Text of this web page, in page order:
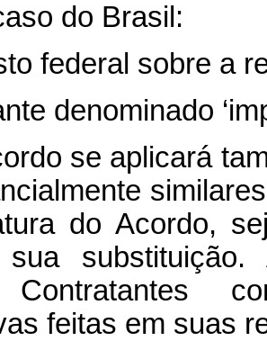
do Brasil:
federal sobre a
denominado
se aplicará
do Acordo,
substituição.
Contratantes
feitas em suas